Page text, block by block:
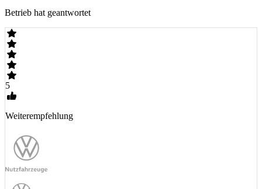
Betrieb hat geantwortet
5
Weiterempfehlung